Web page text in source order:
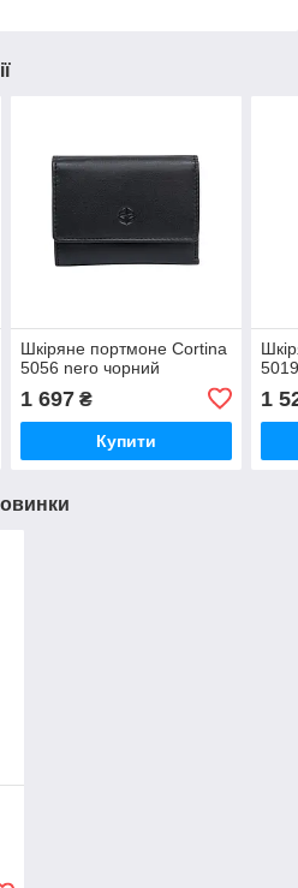
Шкіряне портмоне Cortina
5056 nero чорний
1 697₴
Купити
1